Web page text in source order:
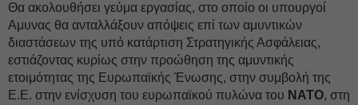
Θα ακολουθήσει γεύμα εργασίας, στο οποίο οι υπουργοί
Αμυνας θα ανταλλάξουν απόψεις επί των αμυντικών
διαστάσεων της υπό κατάρτιση Στρατηγικής Ασφάλειας,
εστιάζοντας κυρίως στην προώθηση της αμυντικής
ετοιμότητας της Ευρωπαϊκής Ένωσης, στην συμβολή της
Ε.Ε. στην ενίσχυση του ευρωπαϊκού πυλώνα του ΝΑΤΟ, στη